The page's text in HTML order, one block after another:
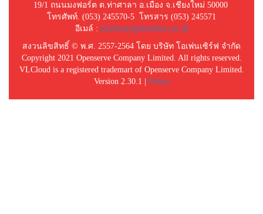
19/1 ถนนมงฟอร์ต ต.ท่าศาลา อ.เมือง จ.เชียงใหม่ 50000
โทรศัพท์. (053) 245570-5 โทรสาร (053) 245571
อีเมล์ : mclibrary@montfort.ac.th
สงวนลิขสิทธิ์ © พ.ศ. 2557-2564 โดย บริษัท โอเพ่นเซิร์ฟ จำกัด
Copyright 2021 Openserve Company Limited. All rights reserved.
VLCloud is a registered trademart of Openserve Company Limited.
Version 2.30.1 | Policy